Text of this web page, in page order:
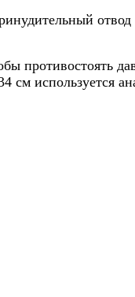
противостоять
см используется